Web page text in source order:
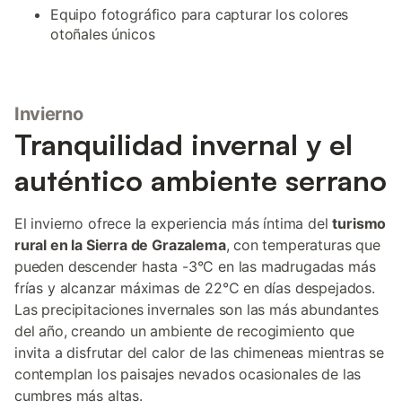
Equipo fotográfico para capturar los colores
otoñales únicos
Invierno
Tranquilidad invernal y el
auténtico ambiente serrano
El invierno ofrece la experiencia más íntima delturismo
rural en la Sierra de Grazalema, con temperaturas que
pueden descender hasta -3°C en las madrugadas más
frías y alcanzar máximas de 22°C en días despejados.
Las precipitaciones invernales son las más abundantes
del año, creando un ambiente de recogimiento que
invita a disfrutar del calor de las chimeneas mientras se
contemplan los paisajes nevados ocasionales de las
cumbres más altas.